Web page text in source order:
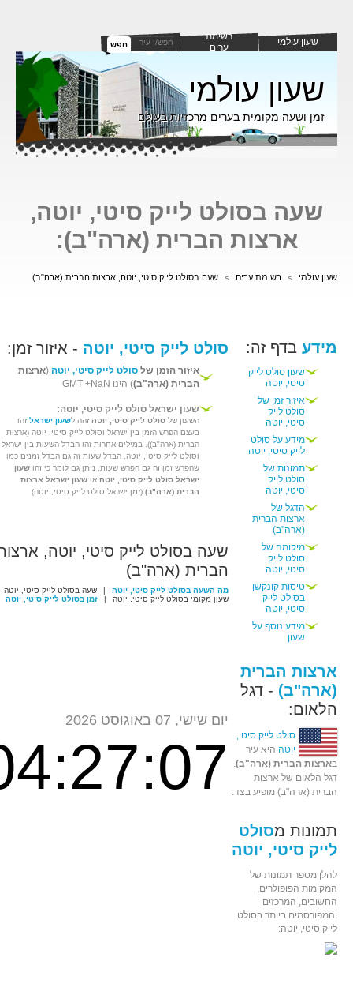
שעון עולמי
רשימת
ערים
חפש
שעון עולמי
זמן ושעה מקומית בערים מרכזיות בעולם
שעה בסולט לייק סיטי, יוטה,
ארצות הברית (ארה"ב):
שעון עולמי > רשימת ערים > שעה בסולט לייק סיטי, יוטה, ארצות הברית (ארה"ב)
מידע בדף זה:
שעון סולט לייק
סיטי, יוטה
איזור זמן של
סולט לייק
סיטי, יוטה
מידע על סולט
לייק סיטי, יוטה
תמונות של
סולט לייק
סיטי, יוטה
הדגל של
ארצות הברית
(ארה"ב)
מיקומה של
סולט לייק
סיטי, יוטה
טיסות קונקשן
בסולט לייק
סיטי, יוטה
מידע נוסף על
שעון
ארצות הברית
(ארה"ב) - דגל
הלאום:
סולט לייק סיטי,
יוטה היא עיר
בארצות הברית (ארה"ב).
דגל הלאום של ארצות
הברית (ארה"ב) מופיע בצד.
תמונות מסולט
לייק סיטי, יוטה
להלן מספר תמונות של
המקומות הפופולרים,
החשובים, המרכזים
והמפורסמים ביותר בסולט
לייק סיטי, יוטה:
סולט לייק סיטי, יוטה - איזור זמן:
איזור הזמן של סולט לייק סיטי, יוטה (ארצות
הברית (ארה"ב)) הינו GMT +NaN
שעון ישראל סולט לייק סיטי, יוטה:
השעון של סולט לייק סיטי, יוטה זהה לשעון ישראל זהו
בעצם הפרש הזמן בין ישראל וסולט לייק סיטי, יוטה (ארצות
הברית (ארה"ב)). במילים אחרות זהו הבדל השעות בין ישראל
וסולט לייק סיטי, יוטה. הבדל שעות זה גם הבדל זמנים כמו
שהפרש זמן זה גם הפרש שעות. ניתן גם לומר כי זהו שעון
ישראל סולט לייק סיטי, יוטה או שעון ישראל ארצות
הברית (ארה"ב) (זמן ישראל סולט לייק סיטי, יוטה)
שעה בסולט לייק סיטי, יוטה,
הברית (ארה"ב)
מה השעה בסולט לייק סיטי, יוטה |
שעה בסולט לייק סיטי, יוטה
שעון מקומי בסולט לייק סיטי, יוטה
| זמן בסולט לייק סיטי, יוטה
יום שישי, 07 באוגוסט 2026